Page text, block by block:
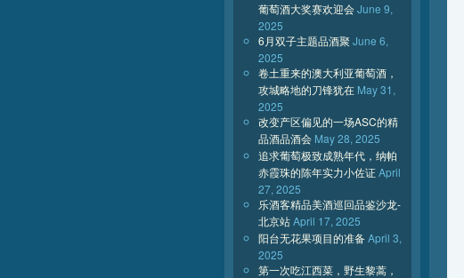
葡萄酒大奖赛欢迎会June 9,
2025
6月双子主题品酒聚 June 6,
2025
卷土重来的澳大利亚葡萄酒，
攻城略地的刀锋犹在 May 31,
2025
改变产区偏见的一场ASC的精
品酒品酒会 May 28, 2025
追求葡萄极致成熟年代，纳帕
赤霞珠的陈年实力小佐证April
27, 2025
乐酒客精品美酒巡回品鉴沙龙-
北京站April 17, 2025
阳台无花果项目的准备April 3,
2025
第一次吃江西菜，野生黎蒿，